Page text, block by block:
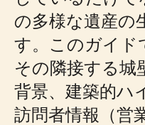
の多様な遺産の
す。このガイド
その隣接する城
背景、建築的ハ
訪問者情報（営